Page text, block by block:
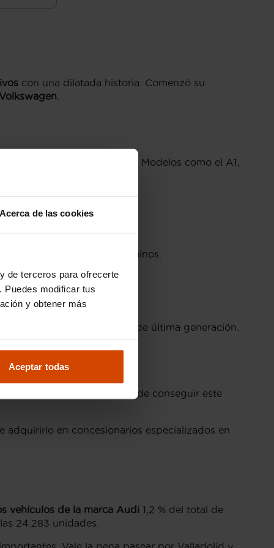
Acerca de las cookies
de terceros para ofrecerte
Puedes modificar tus
y obtener más
Aceptar todas
con una dilatada historia. Comenzó su
y buenas prestaciones. Modelos como el A1,
conductor.
dinámico.
combinar carretera y caminos.
de última generación.
y tracción quattro.
sofisticado y tecnología de última generación.
mano estamos más cerca de conseguir este
en concesionarios especializados en
vehículos de la marca Audi 1,2 % del total de
24.283 unidades.